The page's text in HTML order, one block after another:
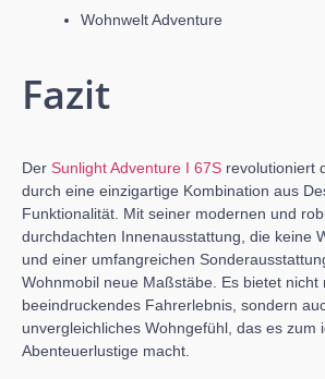
Wohnwelt Adventure
Fazit
Der Sunlight Adventure I 67S revolutioniert
durch eine einzigartige Kombination aus
Funktionalität. Mit seiner modernen und
durchdachten Innenausstattung, die keine
und einer umfangreichen
Wohnmobil neue Maßstäbe. Es bietet nicht
beeindruckendes Fahrerlebnis, sondern
unvergleichliches Wohngefühl, das es zum
Abenteuerlustige macht.